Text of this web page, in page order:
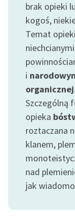
brak opieki
kogoś,
Temat
i
organicznej.
Szczególną
opieka
roztaczana
klanem,
nad
jak